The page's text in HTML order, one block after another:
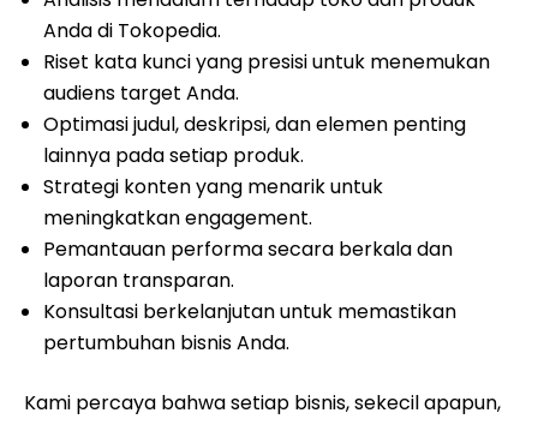
Anda di Tokopedia.
Riset kata kunci yang presisi untuk menemukan
audiens target Anda.
Optimasi judul, deskripsi, dan elemen penting
lainnya pada setiap produk.
Strategi konten yang menarik untuk
meningkatkan engagement.
Pemantauan performa secara berkala dan
laporan transparan.
Konsultasi berkelanjutan untuk memastikan
pertumbuhan bisnis Anda.
Kami percaya bahwa setiap bisnis, sekecil apapun,